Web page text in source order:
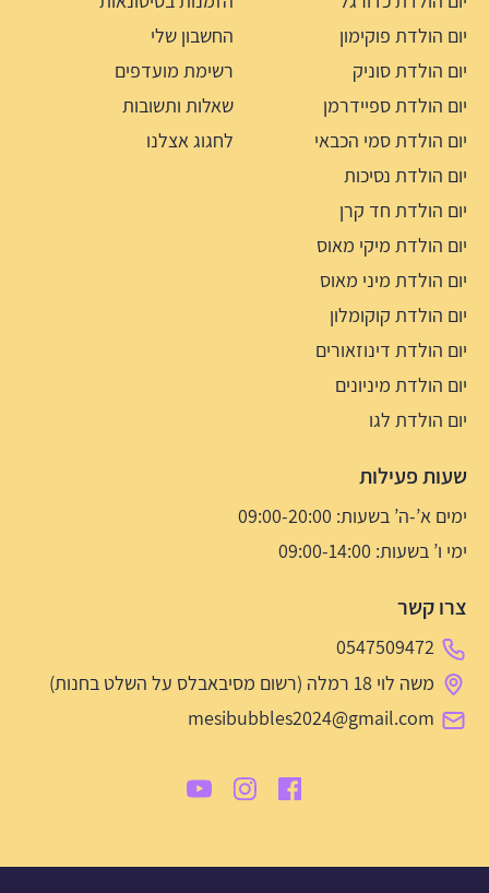
יום הולדת פוקימון
יום הולדת סוניק
יום הולדת ספיידרמן
יום הולדת סמי הכבאי
יום הולדת נסיכות
יום הולדת חד קרן
יום הולדת מיקי מאוס
יום הולדת מיני מאוס
יום הולדת קוקומלון
יום הולדת דינוזאורים
יום הולדת מיניונים
יום הולדת לגו
החשבון שלי
רשימת מועדפים
שאלות ותשובות
לחגוג אצלנו
שעות פעילות
ימים א’-ה’ בשעות: 09:00-20:00
ימי ו’ בשעות: 09:00-14:00
צרו קשר
0547509472
משה לוי 18 רמלה (רשום מסיבאבלס על השלט בחנות)
mesibubbles2024@gmail.com